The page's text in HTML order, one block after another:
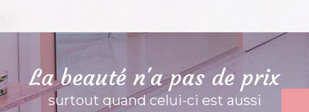
La beauté n'a pas de prix
surtout quand celui-ci est aussi